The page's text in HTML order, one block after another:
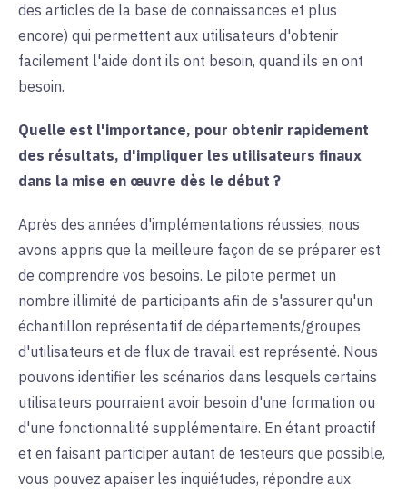
des articles de la base de connaissances et plus
encore) qui permettent aux utilisateurs d'obtenir
facilement l'aide dont ils ont besoin, quand ils en ont
besoin.
Quelle est l'importance, pour obtenir rapidement
des résultats, d'impliquer les utilisateurs finaux
dans la mise en œuvre dès le début ?
Après des années d'implémentations réussies, nous
avons appris que la meilleure façon de se préparer est
de comprendre vos besoins. Le pilote permet un
nombre illimité de participants afin de s'assurer qu'un
échantillon représentatif de départements/groupes
d'utilisateurs et de flux de travail est représenté. Nous
pouvons identifier les scénarios dans lesquels certains
utilisateurs pourraient avoir besoin d'une formation ou
d'une fonctionnalité supplémentaire. En étant proactif
et en faisant participer autant de testeurs que possible,
vous pouvez apaiser les inquiétudes, répondre aux